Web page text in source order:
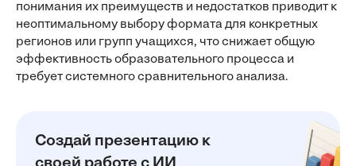
понимания их преимуществ и недостатков приводит к
неоптимальному выбору формата для конкретных
регионов или групп учащихся, что снижает общую
эффективность образовательного процесса и
требует системного сравнительного анализа.
Создай презентацию к